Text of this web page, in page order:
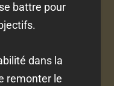
battre pour
dans la
remonter le